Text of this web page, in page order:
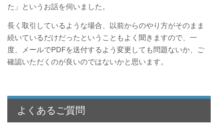
た」というお話を伺いました。
長く取引しているような場合、以前からのやり方がそのまま
続いているだけだったということもよく聞きますので、一
度、メールでPDFを送付するよう変更しても問題ないか、ご
確認いただくのが良いのではないかと思います。
よくあるご質問